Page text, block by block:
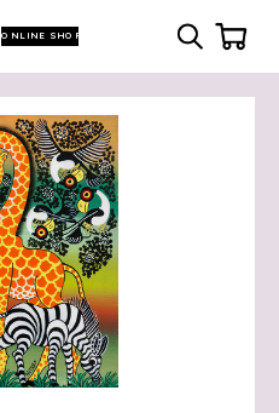
ONLINE SHOP